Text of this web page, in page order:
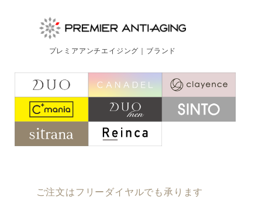
プレミアアンチエイジング｜ブランド
ご注文はフリーダイヤルでも承ります